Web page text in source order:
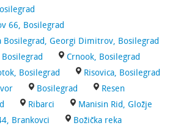
66, Bosilegrad
Bosilegrad, Georgi Dimitrov, Bosilegrad
Crnook, Bosilegrad
Bosilegrad
Risovica, Bosilegrad
Bosilegrad
Resen
Ribarci
Manisin Rid, Gložje
Brankovci
Božička reka